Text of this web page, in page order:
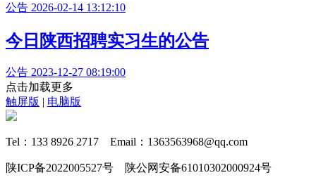
公告 2026-02-14 13:12:10
今日陕西招聘实习生的公告
公告 2023-12-27 08:19:00
点击加载更多
触屏版 | 电脑版
Tel：133 8926 2717 Email：1363563968@qq.com
陕ICP备2022005527号 陕公网安备61010302000924号